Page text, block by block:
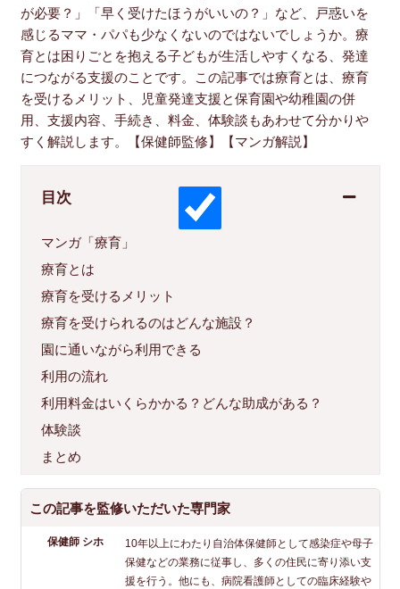
が必要？」「早く受けたほうがいいの？」など、戸惑いを
感じるママ・パパも少なくないのではないでしょうか。療
育とは困りごとを抱える子どもが生活しやすくなる、発達
につながる支援のことです。この記事では療育とは、療育
を受けるメリット、児童発達支援と保育園や幼稚園の併
用、支援内容、手続き、料金、体験談もあわせて分かりや
すく解説します。【保健師監修】【マンガ解説】
目次
マンガ「療育」
療育とは
療育を受けるメリット
療育を受けられるのはどんな施設？
園に通いながら利用できる
利用の流れ
利用料金はいくらかかる？どんな助成がある？
体験談
まとめ
この記事を監修いただいた専門家
保健師 シホ
10年以上にわたり自治体保健師として感染症や母子
保健などの業務に従事し、多くの住民に寄り添い支
援を行う。他にも、病院看護師としての臨床経験や